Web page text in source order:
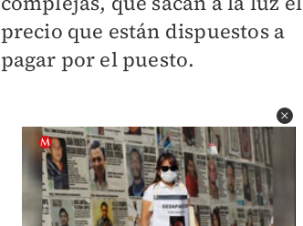
precio que están dispuestos a
pagar por el puesto.